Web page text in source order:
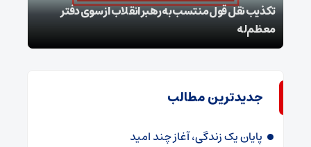
تکذیب نقل قول منتسب به رهبر انقلاب از سوی دفتر
معظم‌له
جدیدترین مطالب
پایان یک زندگی، آغاز چند امید